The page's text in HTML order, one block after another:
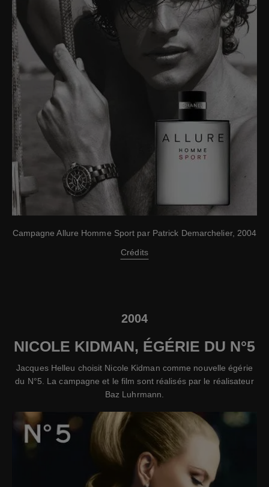
Campagne Allure Homme Sport par Patrick Demarchelier, 2004
Crédits
2004
NICOLE KIDMAN, ÉGÉRIE DU N°5
Jacques Helleu choisit Nicole Kidman comme nouvelle égérie
du N°5. La campagne et le film sont réalisés par le réalisateur
Baz Luhrmann.